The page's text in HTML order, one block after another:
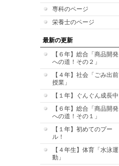
専科のページ
栄養士のページ
最新の更新
【６年】総合「商品開発
への道！その２」
【４年】社会「ごみ出前
授業」
【１年】ぐんぐん成長中
【６年】総合「商品開発
への道！その１」
【１年】初めてのプー
ル！
【４年生】体育「水泳運
動」